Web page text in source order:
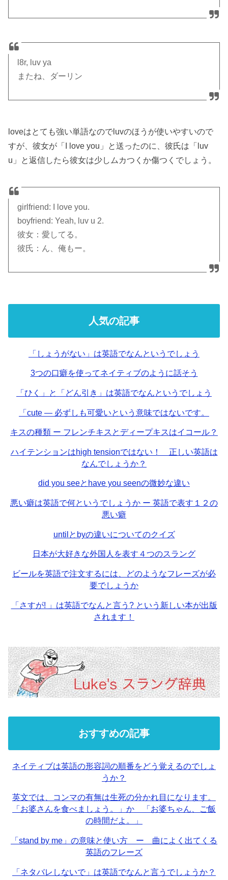
l8r, luv ya
またね、ダーリン
loveはとても強い単語なのでluvのほうが使いやすいので
すが、彼女が「I love you」と送ったのに、彼氏は「luv
u」と返信したら彼女は少しムカつくか傷つくでしょう。
girlfriend: I love you.
boyfriend: Yeah, luv u 2.
彼女：愛してる。
彼氏：ん、俺もー。
人気の記事
「しょうがない」は英語でなんというでしょう
3つの口癖を使ってネイティブのように話そう
「ひく」と「どん引き」は英語でなんというでしょう
「cute — 必ずしも可愛いという意味ではないです。
キスの種類 ー フレンチキスとディープキスはイコール？
ハイテンションはhigh tensionではない！ 正しい英語は
なんでしょうか？
did you seeとhave you seenの微妙な違い
悪い癖は英語で何というでしょうか ー 英語で表す１２の
悪い癖
untilとbyの違いについてのクイズ
日本が大好きな外国人を表す４つのスラング
ビールを英語で注文するには、どのようなフレーズが必
要でしょうか
「さすが! 」は英語でなんと言う? という新しい本が出版
されます！
おすすめの記事
ネイティブは英語の形容詞の順番をどう覚えるのでしょ
うか？
英文では、コンマの有無は生死の分かれ目になります。
「お婆さんを食べましょう。」か 「お婆ちゃん、ご飯
の時間だよ。」
「stand by me」の意味と使い方 ー 曲によく出てくる
英語のフレーズ
「ネタバレしないで」は英語でなんと言うでしょうか？